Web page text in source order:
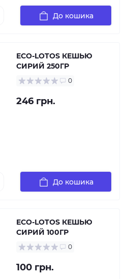
До кошика
ECO-LOTOS КЕШЬЮ
СИРИЙ 250ГР
0
246 грн.
До кошика
ECO-LOTOS КЕШЬЮ
СИРИЙ 100ГР
0
100 грн.